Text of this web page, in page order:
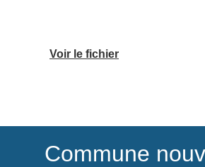
Voir le fichier
Commune